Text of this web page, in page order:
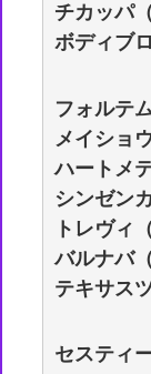
チカッパ
ボディブ
フォルテ
メイショ
ハートメ
シンゼン
トレヴィ
バルナバ
テキサス
セスティ